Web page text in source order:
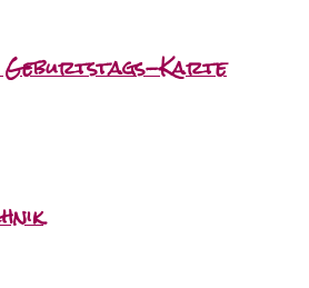
Geburtstags-Karte